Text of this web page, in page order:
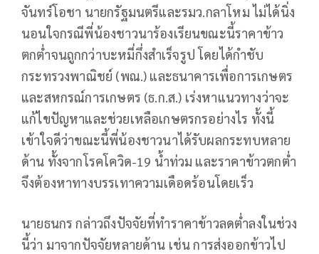
จันทร์โอชา นายกรัฐมนตรีและรมว.กลาโหม ไม่ได้นิ่ง
นอนใจกรณีพี่น้องชาวนาร้องเรียนขณะนี้ราคาข้าว
ตกต่ำจนถูกกว่าบะหมี่กึ่งสำเร็จรูป โดยได้กำชับ
กระทรวงพาณิชย์ (พณ.) และธนาคารเพื่อการเกษตร
และสหกรณ์การเกษตร (ธ.ก.ส.) เร่งหาแนวทางว่าจะ
แก้ไขปัญหาและช่วยเหลือเกษตรกรอย่างไร ทั้งนี้
เข้าใจดีว่าขณะนี้พี่น้องชาวนาได้รับผลกระทบหลาย
ด้าน ทั้งจากโรคโควิด-19 น้ำท่วม และราคาข้าวตกต่ำ
จึงต้องหาทางบรรเทาความเดือดร้อนโดยเร็ว
นายธนกร กล่าวถึงปัจจัยที่ทำราคาข้าวลดต่ำลงในช่วง
นี้ว่า มาจากปัจจัยหลายด้าน เช่น การส่งออกข้าวไป